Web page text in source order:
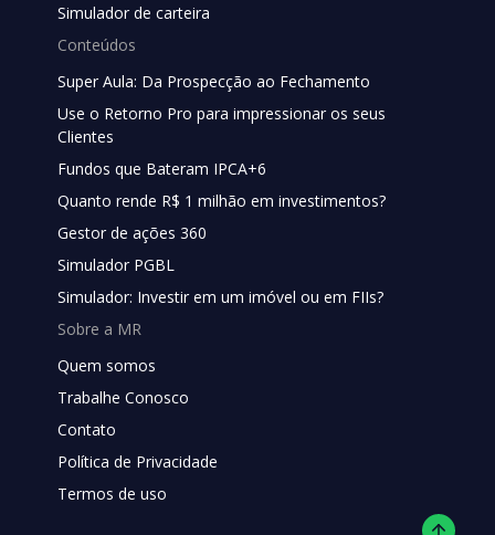
Simulador de carteira
Conteúdos
Super Aula: Da Prospecção ao Fechamento
Use o Retorno Pro para impressionar os seus
Clientes
Fundos que Bateram IPCA+6
Quanto rende R$ 1 milhão em investimentos?
Gestor de ações 360
Simulador PGBL
Simulador: Investir em um imóvel ou em FIIs?
Sobre a MR
Quem somos
Trabalhe Conosco
Contato
Política de Privacidade
Termos de uso